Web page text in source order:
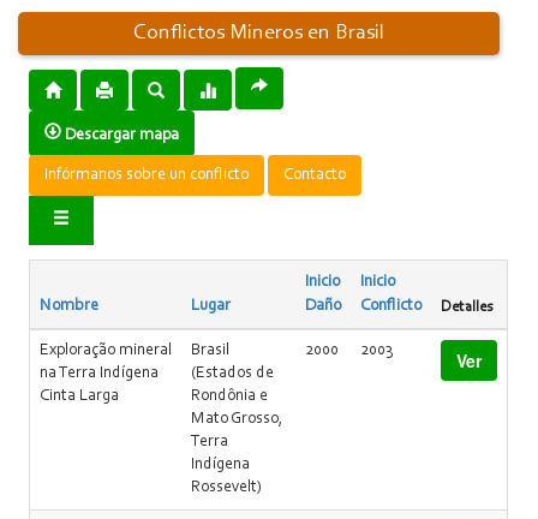
Conflictos Mineros en Brasil
Descargar mapa
Infórmanos sobre un conflicto Contacto
Nombre Lugar
Inicio
Daño
Inicio
Conflicto
Detalles
Exploração mineral
na Terra Indígena
Cinta Larga
Brasil
(Estados de
Rondônia e
Mato Grosso,
Terra
Indígena
Rossevelt)
2000 2003 Ver